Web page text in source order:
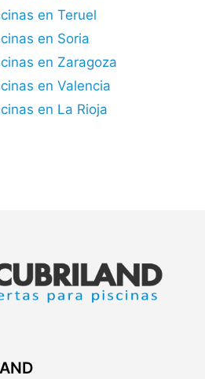
en Teruel
en Soria
en Zaragoza
en Valencia
en La Rioja